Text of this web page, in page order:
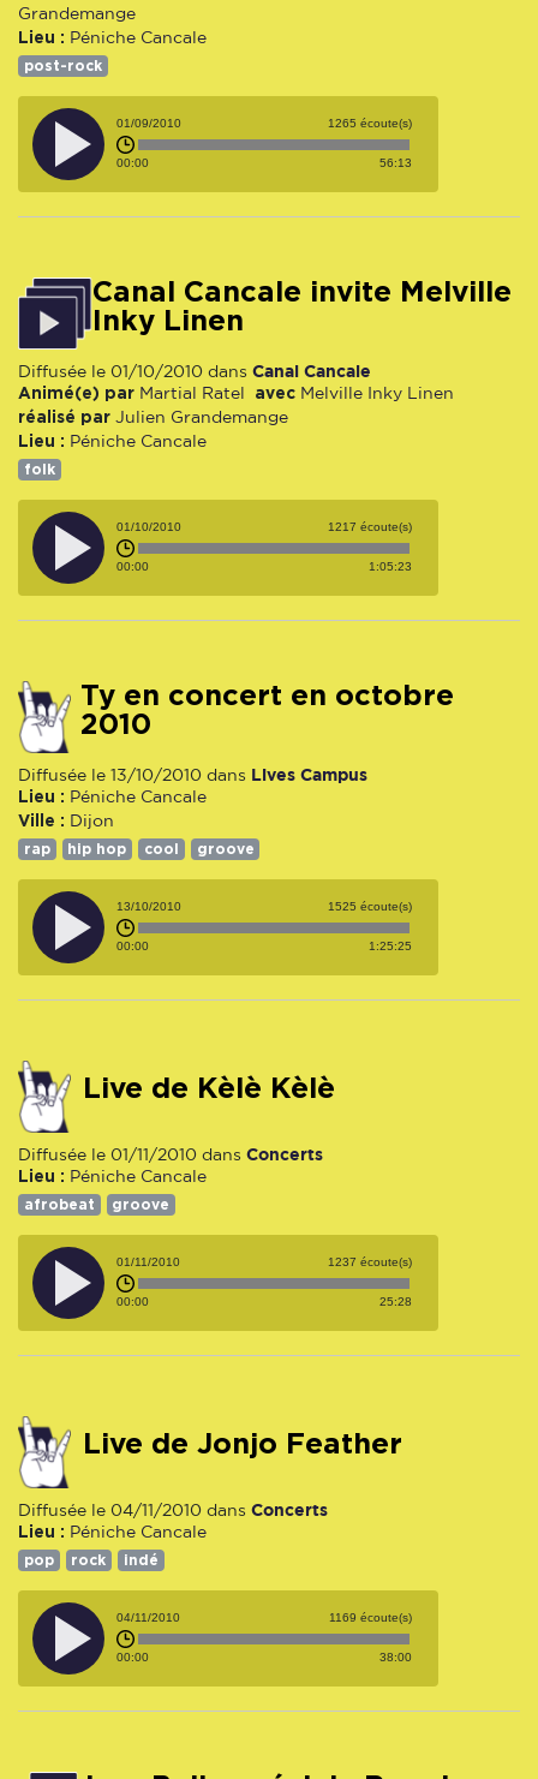
Grandemange
Lieu : Péniche Cancale
post-rock
01/09/2010 1265 écoute(s)
00:00 56:13
Canal Cancale invite Melville
Inky Linen
Diffusée le 01/10/2010 dans Canal Cancale
Animé(e) par Martial Ratel avec Melville Inky Linen
réalisé par Julien Grandemange
Lieu : Péniche Cancale
folk
01/10/2010 1217 écoute(s)
00:00 1:05:23
Ty en concert en octobre
2010
Diffusée le 13/10/2010 dans Lives Campus
Lieu : Péniche Cancale
Ville : Dijon
rap hip hop cool groove
13/10/2010 1525 écoute(s)
00:00 1:25:25
Live de Kèlè Kèlè
Diffusée le 01/11/2010 dans Concerts
Lieu : Péniche Cancale
afrobeat groove
01/11/2010 1237 écoute(s)
00:00 25:28
Live de Jonjo Feather
Diffusée le 04/11/2010 dans Concerts
Lieu : Péniche Cancale
pop rock indé
04/11/2010 1169 écoute(s)
00:00 38:00